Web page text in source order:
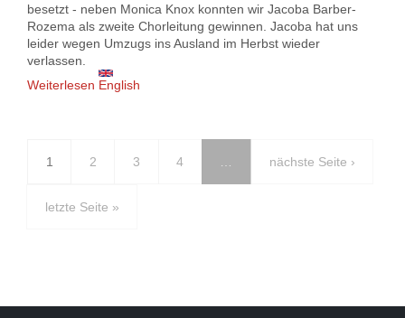
besetzt - neben Monica Knox konnten wir Jacoba Barber-
Rozema als zweite Chorleitung gewinnen. Jacoba hat uns
leider wegen Umzugs ins Ausland im Herbst wieder
verlassen.
Weiterlesen über Harmunichs suchen Co-Chorleitung!
English
1 2 3 4 nächste Seite ›
letzte Seite »